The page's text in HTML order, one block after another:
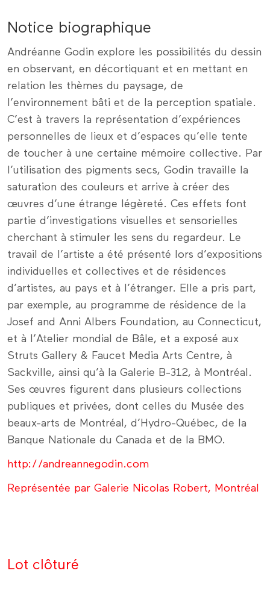
Notice biographique
Andréanne Godin explore les possibilités du dessin
en observant, en décortiquant et en mettant en
relation les thèmes du paysage, de
l’environnement bâti et de la perception spatiale.
C’est à travers la représentation d’expériences
personnelles de lieux et d’espaces qu’elle tente
de toucher à une certaine mémoire collective. Par
l’utilisation des pigments secs, Godin travaille la
saturation des couleurs et arrive à créer des
œuvres d’une étrange légèreté. Ces effets font
partie d’investigations visuelles et sensorielles
cherchant à stimuler les sens du regardeur. Le
travail de l’artiste a été présenté lors d’expositions
individuelles et collectives et de résidences
d’artistes, au pays et à l’étranger. Elle a pris part,
par exemple, au programme de résidence de la
Josef and Anni Albers Foundation, au Connecticut,
et à l’Atelier mondial de Bâle, et a exposé aux
Struts Gallery & Faucet Media Arts Centre, à
Sackville, ainsi qu’à la Galerie B-312, à Montréal.
Ses œuvres figurent dans plusieurs collections
publiques et privées, dont celles du Musée des
beaux-arts de Montréal, d’Hydro-Québec, de la
Banque Nationale du Canada et de la BMO.
http://andreannegodin.com
Représentée par Galerie Nicolas Robert, Montréal
Lot clôturé